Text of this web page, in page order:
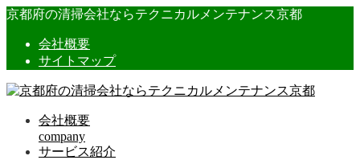
京都府の清掃会社ならテクニカルメンテナンス京都
会社概要
サイトマップ
会社概要
company
サービス紹介